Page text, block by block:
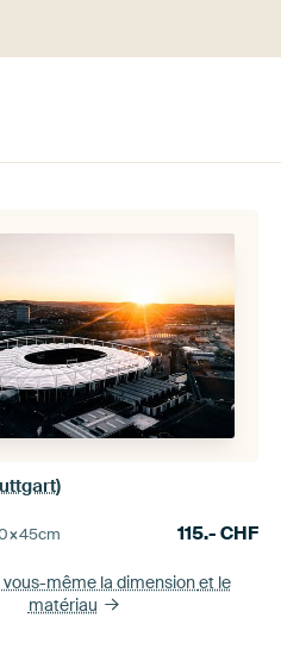
cm 115.-CHF
vous-même la dimensionet le
matériau